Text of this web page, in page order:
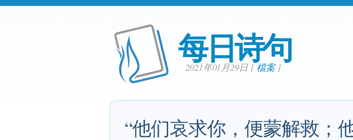
每日诗句
2021年01月29日 [檔案]
“他们哀求你，便蒙解救；